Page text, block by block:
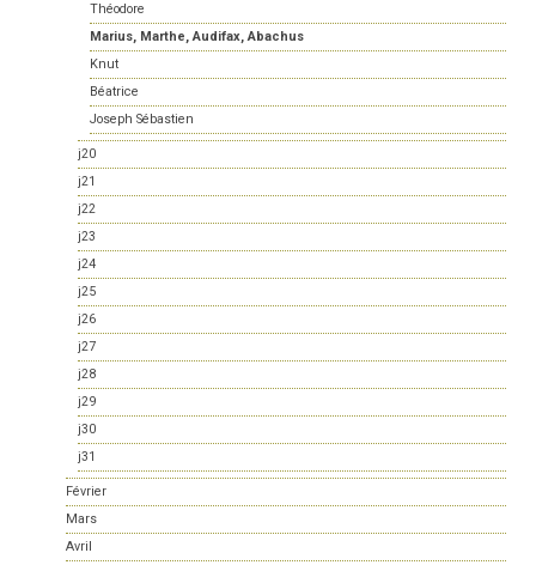
Théodore
Marius, Marthe, Audifax, Abachus
Knut
Béatrice
Joseph Sébastien
j20
j21
j22
j23
j24
j25
j26
j27
j28
j29
j30
j31
Février
Mars
Avril